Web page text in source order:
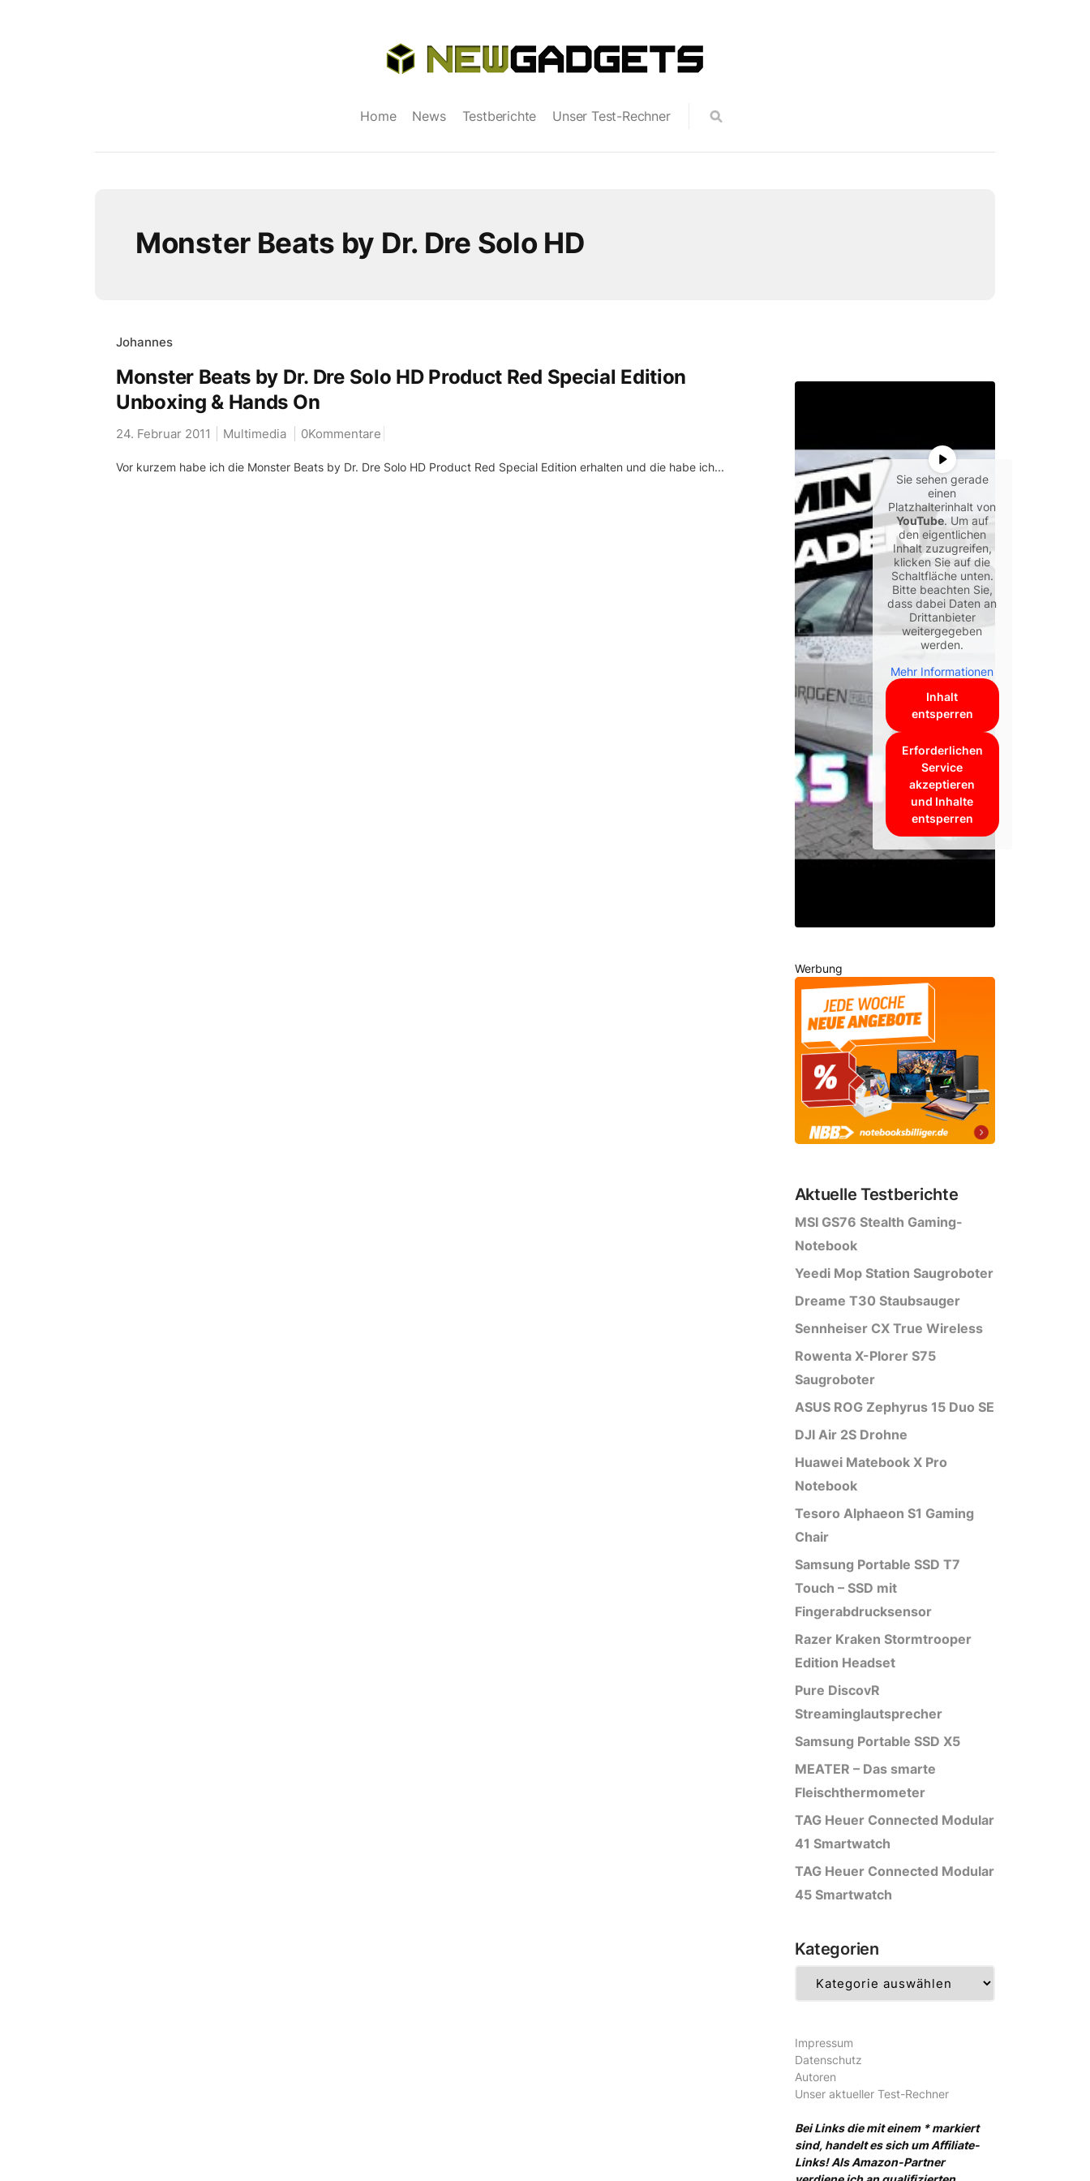
Home News Testberichte Unser Test-Rechner
Monster Beats by Dr. Dre Solo HD
Johannes
Monster Beats by Dr. Dre Solo HD Product Red Special Edition
Unboxing & Hands On
24. Februar 2011 Multimedia 0Kommentare
Vor kurzem habe ich die Monster Beats by Dr. Dre Solo HD Product Red Special Edition erhalten und die habe ich...
Sie sehen gerade
einen
Platzhalterinhalt von
YouTube. Um auf
den eigentlichen
Inhalt zuzugreifen,
klicken Sie auf die
Schaltfläche unten.
Bitte beachten Sie,
dass dabei Daten an
Drittanbieter
weitergegeben
werden.
Mehr Informationen
Inhalt
entsperren
Erforderlichen
Service
akzeptieren
und Inhalte
entsperren
Werbung
Aktuelle Testberichte
MSI GS76 Stealth Gaming-
Notebook
Yeedi Mop Station Saugroboter
Dreame T30 Staubsauger
Sennheiser CX True Wireless
Rowenta X-Plorer S75
Saugroboter
ASUS ROG Zephyrus 15 Duo SE
DJI Air 2S Drohne
Huawei Matebook X Pro
Notebook
Tesoro Alphaeon S1 Gaming
Chair
Samsung Portable SSD T7
Touch – SSD mit
Fingerabdrucksensor
Razer Kraken Stormtrooper
Edition Headset
Pure DiscovR
Streaminglautsprecher
Samsung Portable SSD X5
MEATER – Das smarte
Fleischthermometer
TAG Heuer Connected Modular
41 Smartwatch
TAG Heuer Connected Modular
45 Smartwatch
Kategorien
Impressum
Datenschutz
Autoren
Unser aktueller Test-Rechner
Bei Links die mit einem * markiert
sind, handelt es sich um Affiliate-
Links! Als Amazon-Partner